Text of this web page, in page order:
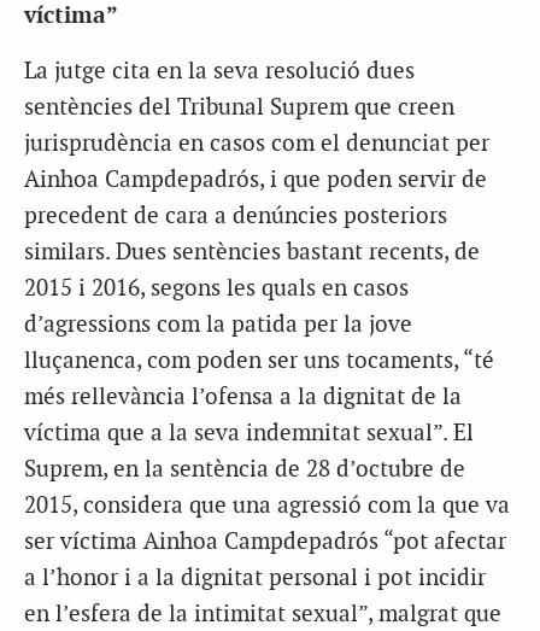
víctima”
La jutge cita en la seva resolució dues
sentències del Tribunal Suprem que creen
jurisprudència en casos com el denunciat per
Ainhoa Campdepadrós, i que poden servir de
precedent de cara a denúncies posteriors
similars. Dues sentències bastant recents, de
2015 i 2016, segons les quals en casos
d’agressions com la patida per la jove
lluçanenca, com poden ser uns tocaments, “té
més rellevància l’ofensa a la dignitat de la
víctima que a la seva indemnitat sexual”. El
Suprem, en la sentència de 28 d’octubre de
2015, considera que una agressió com la que va
ser víctima Ainhoa Campdepadrós “pot afectar
a l’honor i a la dignitat personal i pot incidir
en l’esfera de la intimitat sexual”, malgrat que